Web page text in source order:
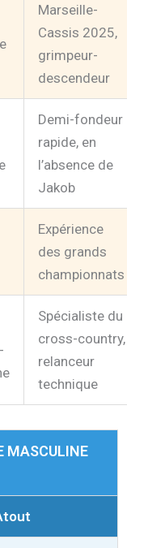
Marseille-
Cassis 2025,
grimpeur-
descendeur
Demi-fondeur
rapide, en
l’absence de
Jakob
Expérience
des grands
championnats
Spécialiste du
cross-country,
relanceur
technique
MASCULINE